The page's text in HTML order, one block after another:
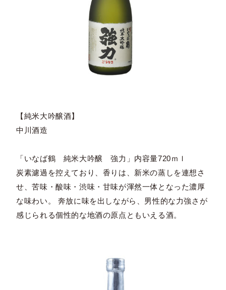
【純米大吟醸酒】
中川酒造
「いなば鶴 純米大吟醸 強力」内容量720ｍｌ
炭素濾過を控えており、香りは、新米の蒸しを連想さ
せ、苦味・酸味・渋味・甘味が渾然一体となった濃厚
な味わい。 奔放に味を出しながら、男性的な力強さが
感じられる個性的な地酒の原点ともいえる酒。